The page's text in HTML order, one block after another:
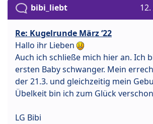
bibi_liebt
Re: Kugelrunde März ‘22
Hallo ihr Lieben
Auch ich schließe mich hier an. Ich
ersten Baby schwanger. Mein
der 21.3. und gleichzeitig mein
Übelkeit bin ich zum Glück
LG Bibi